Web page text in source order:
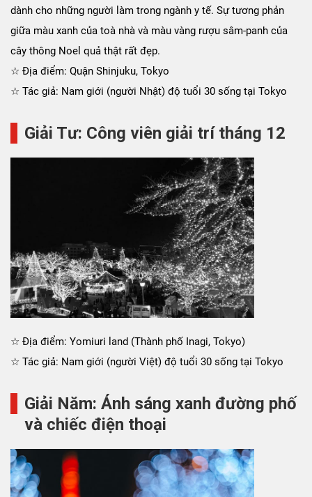
dành cho những người làm trong ngành y tế. Sự tương phản
giữa màu xanh của toà nhà và màu vàng rượu sâm-panh của
cây thông Noel quả thật rất đẹp.
☆ Địa điểm: Quận Shinjuku, Tokyo
☆ Tác giả: Nam giới (người Nhật) độ tuổi 30 sống tại Tokyo
Giải Tư: Công viên giải trí tháng 12
☆ Địa điểm: Yomiuri land (Thành phố Inagi, Tokyo)
☆ Tác giả: Nam giới (người Việt) độ tuổi 30 sống tại Tokyo
Giải Năm: Ánh sáng xanh đường phố
và chiếc điện thoại